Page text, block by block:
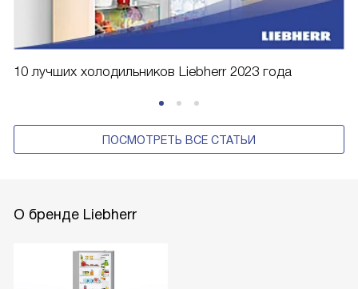
10 лучших холодильников Liebherr 2023 года
ПОСМОТРЕТЬ ВСЕ СТАТЬИ
О бренде Liebherr